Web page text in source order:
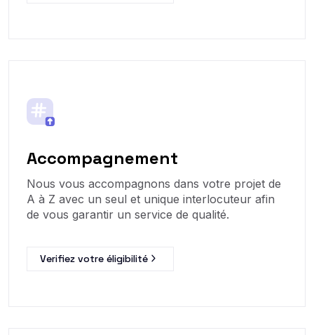
Accompagnement
Nous vous accompagnons dans votre projet de
A à Z avec un seul et unique interlocuteur afin
de vous garantir un service de qualité.
Verifiez votre éligibilité